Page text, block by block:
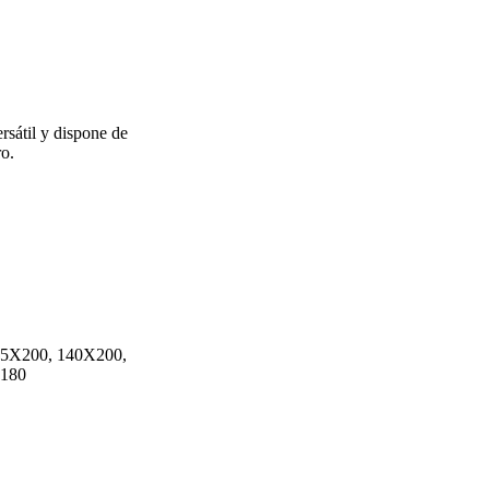
y dispone de
140X200,